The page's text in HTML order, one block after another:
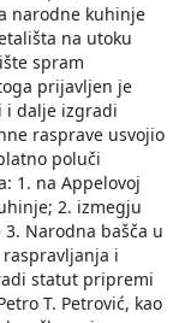
narodne kuhinje
na utoku
spram
prijavljen je
i dalje izgradi
rasprave usvojio
poluči
1. na Appelovoj
2. izmegju
Narodna bašča u
raspravljanja i
statut pripremi
T. Petrović, kao